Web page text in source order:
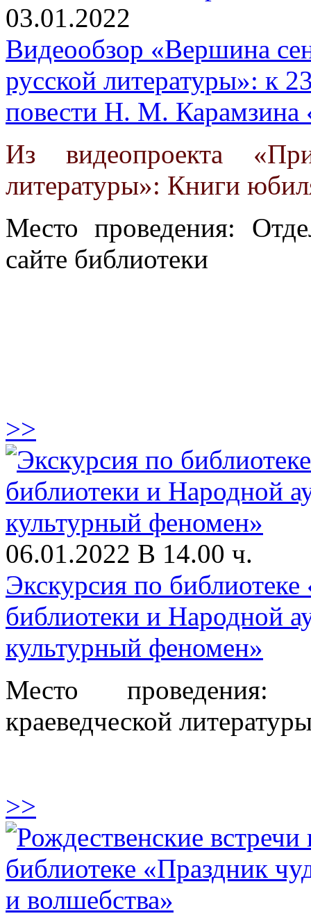
03.01.2022
Видеообзор «Вершина
русской литературы»: к
повести Н. М. Карамзина
Из видеопроекта
литературы»: Книги
Место проведения:
сайте библиотеки
>>
06.01.2022 В 14.00 ч.
Экскурсия по
библиотеки и Народной
культурный феномен»
Место
краеведческой
>>